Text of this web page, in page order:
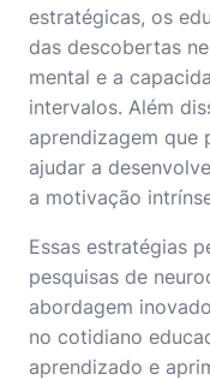
estratégicas, os
das descobertas
mental e a
intervalos. Além
aprendizagem que
ajudar a
a motivação
Essas estratégias
pesquisas de
abordagem
no cotidiano
aprendizado e